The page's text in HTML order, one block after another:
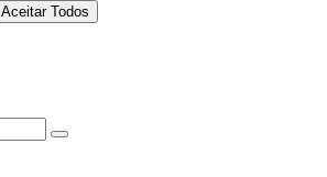
Aceitar Todos